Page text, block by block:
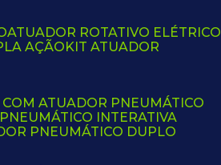
ATUADOR ROTATIVO ELÉTRICO
AÇÃO
KIT ATUADOR
COM ATUADOR PNEUMÁTICO
PNEUMÁTICO INTERATIVA
PNEUMÁTICO DUPLO